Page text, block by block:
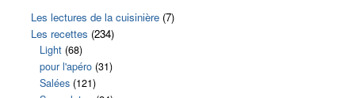
Les lectures de la cuisinière (7)
Les recettes (234)
Light (68)
pour l'apéro (31)
Salées (121)